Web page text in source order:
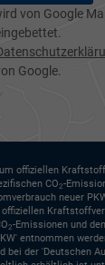
von Google
Google.
offiziellen
CO2-
neuer
2-Emissionen und
entnommen
bei der 'Deutschen